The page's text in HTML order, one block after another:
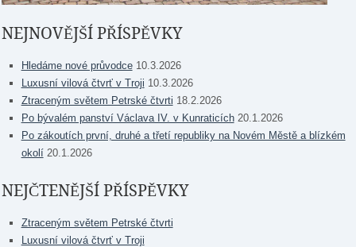
NEJNOVĚJŠÍ PŘÍSPĚVKY
Hledáme nové průvodce 10.3.2026
Luxusní vilová čtvrť v Troji 10.3.2026
Ztraceným světem Petrské čtvrti 18.2.2026
Po bývalém panství Václava IV. v Kunraticích 20.1.2026
Po zákoutích první, druhé a třetí republiky na Novém Městě a blízkém
okolí 20.1.2026
NEJČTENĚJŠÍ PŘÍSPĚVKY
Ztraceným světem Petrské čtvrti
Luxusní vilová čtvrť v Troji